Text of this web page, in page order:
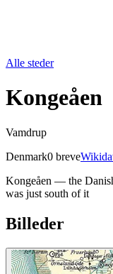
Alle steder
Kongeåen
Vamdrup
Denmark0 breve
Kongeåen — the
was just south of it
Billeder